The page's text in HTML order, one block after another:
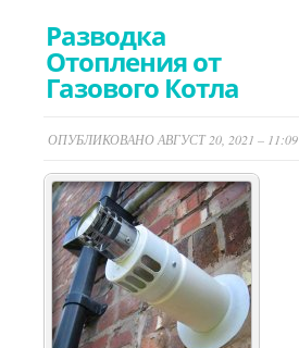
Разводка
Отопления от
Газового Котла
ОПУБЛИКОВАНО АВГУСТ 20, 2021 – 11:09